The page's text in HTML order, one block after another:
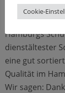
in seiner
Hamburgs
dienstältester
eine gut
Qualität im
Wir sagen:
Cookie-